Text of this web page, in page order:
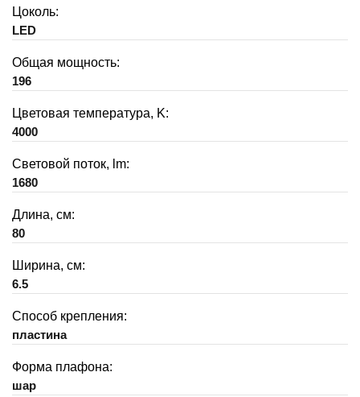
Цоколь:
LED
Общая мощность:
196
Цветовая температура, K:
4000
Световой поток, lm:
1680
Длина, см:
80
Ширина, см:
6.5
Способ крепления:
пластина
Форма плафона:
шар